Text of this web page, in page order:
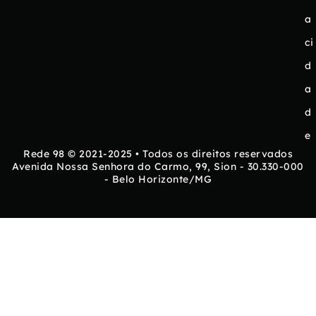
a
ci
d
a
d
e
Rede 98 © 2021-2025 • Todos os direitos reservados
Avenida Nossa Senhora do Carmo, 99, Sion - 30.330-000
- Belo Horizonte/MG